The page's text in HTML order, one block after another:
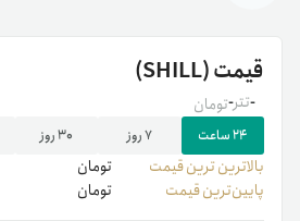
قیمت(SHILL)
-تومان -تتر
۲۴ ساعت ۷ روز ۳۰ روز
بالاترین ‌ترین قیمت تومان
پایین‌ترین قیمت
تومان